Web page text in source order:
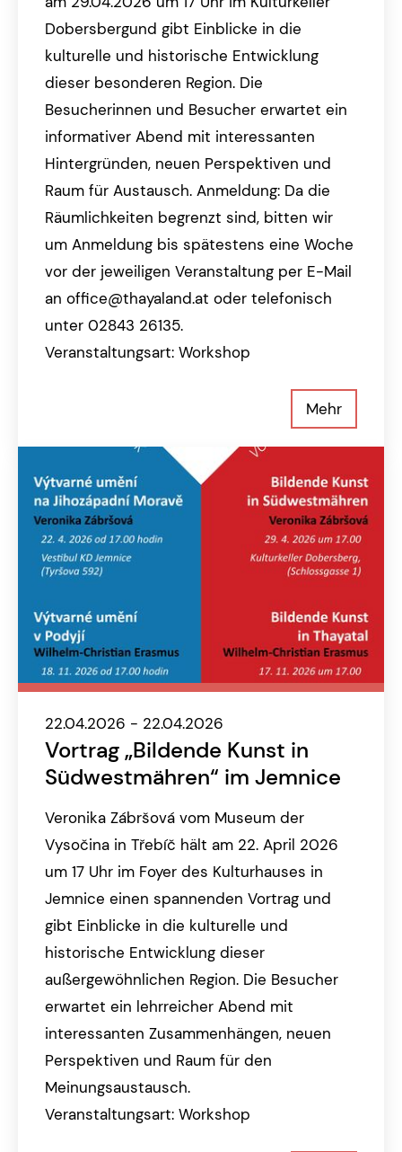
Dobersbergund gibt Einblicke in die
kulturelle und historische Entwicklung
dieser besonderen Region. Die
Besucherinnen und Besucher erwartet ein
informativer Abend mit interessanten
Hintergründen, neuen Perspektiven und
Raum für Austausch. Anmeldung: Da die
Räumlichkeiten begrenzt sind, bitten wir
um Anmeldung bis spätestens eine Woche
vor der jeweiligen Veranstaltung per E-Mail
an office@thayaland.at oder telefonisch
unter 02843 26135.
Veranstaltungsart: Workshop
Mehr
22.04.2026 - 22.04.2026
Vortrag „Bildende Kunst in
Südwestmähren“ im Jemnice
Veronika Zábršová vom Museum der
Vysočina in Třebíč hält am 22. April 2026
um 17 Uhr im Foyer des Kulturhauses in
Jemnice einen spannenden Vortrag und
gibt Einblicke in die kulturelle und
historische Entwicklung dieser
außergewöhnlichen Region. Die Besucher
erwartet ein lehrreicher Abend mit
interessanten Zusammenhängen, neuen
Perspektiven und Raum für den
Meinungsaustausch.
Veranstaltungsart: Workshop